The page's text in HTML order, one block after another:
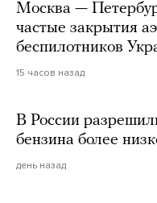
Москва —
частые закрытия
беспилотников
15 часов назад
В России
бензина более
день назад